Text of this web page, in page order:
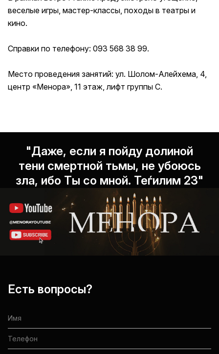
веселые игры, мастер-классы, походы в театры и
кино.
Справки по телефону: 093 568 38 99.
Место проведения занятий: ул. Шолом-Алейхема, 4,
центр «Менора», 11 этаж, лифт группы С.
"Даже, если я пойду долиной
тени смертной тьмы, не убоюсь
зла, ибо Ты со мной. Теѓилим 23"
Есть вопросы?